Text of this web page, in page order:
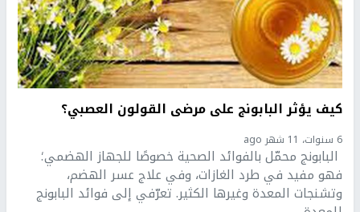
كيف يؤثر البابونج على مرضى القولون العصبي؟
6 سنوات، 11 شهر ago
البابونج محمّل بالفوائد الصحية خصوصًا للجهاز الهضمي؛
فهو مفيد في طرد الغازات، وفي علاج عسر الهضم،
وتشنجات المعدة وغيرها الكثير. تعرّفي إلى فوائد البابونج